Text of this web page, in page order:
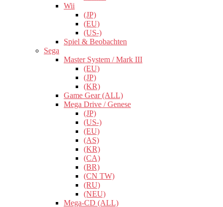
Wii
(JP)
(EU)
(US-)
Spiel & Beobachten
Sega
Master System / Mark III
(EU)
(JP)
(KR)
Game Gear (ALL)
Mega Drive / Genese
(JP)
(US-)
(EU)
(AS)
(KR)
(CA)
(BR)
(CN TW)
(RU)
(NEU)
Mega-CD (ALL)